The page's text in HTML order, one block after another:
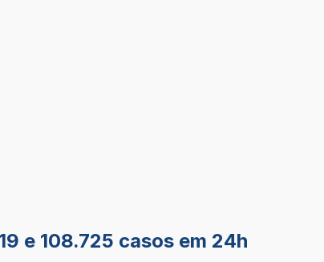
e 108.725 casos em 24h